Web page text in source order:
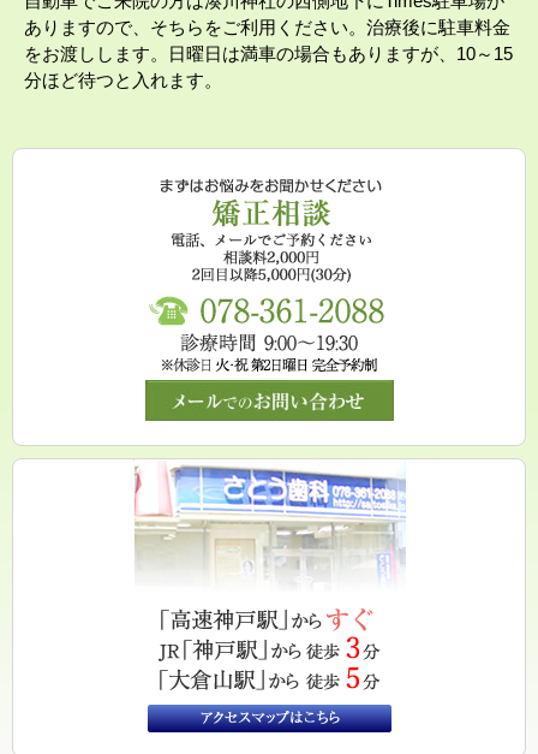
ありますので、そちらをご利用ください。治療後に駐車料金
をお渡しします。日曜日は満車の場合もありますが、10～15
分ほど待つと入れます。